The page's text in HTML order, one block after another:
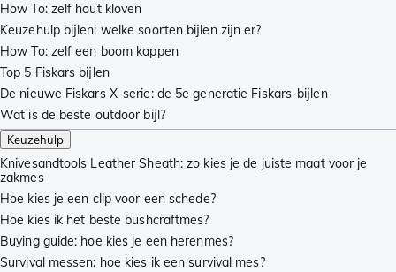
How To: zelf hout kloven
Keuzehulp bijlen: welke soorten bijlen zijn er?
How To: zelf een boom kappen
Top 5 Fiskars bijlen
De nieuwe Fiskars X-serie: de 5e generatie Fiskars-bijlen
Wat is de beste outdoor bijl?
Keuzehulp
Knivesandtools Leather Sheath: zo kies je de juiste maat voor je
zakmes
Hoe kies je een clip voor een schede?
Hoe kies ik het beste bushcraftmes?
Buying guide: hoe kies je een herenmes?
Survival messen: hoe kies ik een survival mes?